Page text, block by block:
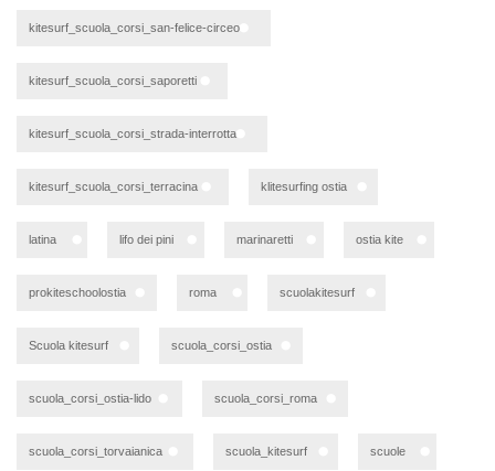
kitesurf_scuola_corsi_san-felice-circeo
kitesurf_scuola_corsi_saporetti
kitesurf_scuola_corsi_strada-interrotta
kitesurf_scuola_corsi_terracina klitesurfing ostia
latina lifo dei pini marinaretti ostia kite
prokiteschoolostia roma scuolakitesurf
Scuola kitesurf scuola_corsi_ostia
scuola_corsi_ostia-lido scuola_corsi_roma
scuola_corsi_torvaianica scuola_kitesurf scuole